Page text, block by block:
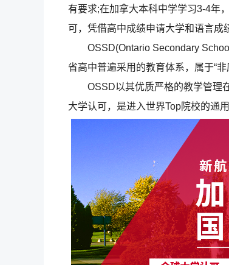
有要求;在加拿大本科中学学习3-4年
可，凭借高中成绩申请大学和语言成
OSSD(Ontario Secondary School
省高中普遍采用的教育体系，属于“
OSSD以其优质严格的教学管理在
大学认可，是进入世界Top院校的通用